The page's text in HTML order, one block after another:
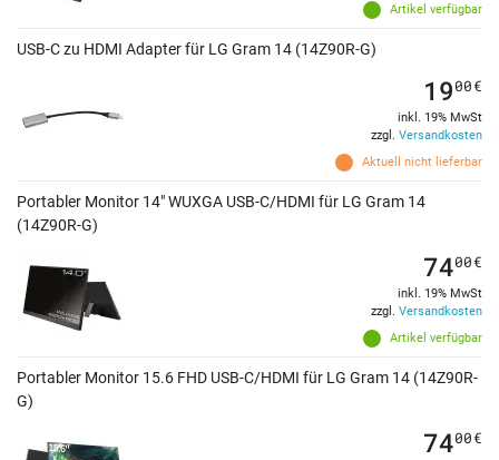
Artikel verfügbar
USB-C zu HDMI Adapter für LG Gram 14 (14Z90R-G)
Aktuell nicht lieferbar
1900€
inkl. 19% MwSt
zzgl. Versandkosten
Portabler Monitor 14" WUXGA USB-C/HDMI für LG Gram 14
(14Z90R-G)
Artikel verfügbar
7400€
inkl. 19% MwSt
zzgl. Versandkosten
Portabler Monitor 15.6 FHD USB-C/HDMI für LG Gram 14 (14Z90R-
G)
7400€